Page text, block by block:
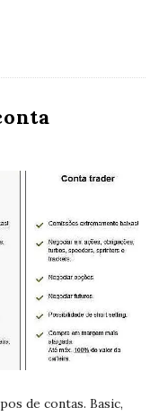
de contas. Basic,